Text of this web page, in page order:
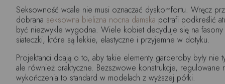
Seksowność wcale nie musi oznaczać dyskomfortu. Wręcz
dobrana seksowna bielizna nocna damska potrafi podkreślić
być niezwykle wygodna. Wiele kobiet decyduje się na
siateczki, które są lekkie, elastyczne i przyjemne w dotyku.
Projektanci dbają o to, aby takie elementy garderoby były nie
ale również praktyczne. Bezszwowe konstrukcje, regulowane
wykończenia to standard w modelach z wyższej półki.